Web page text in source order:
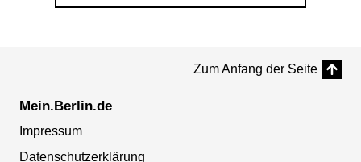
Zum Anfang der Seite
Mein.Berlin.de
Impressum
Datenschutzerklärung